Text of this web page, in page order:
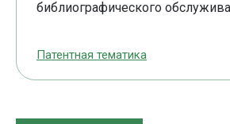
библиографического
Патентная тематика